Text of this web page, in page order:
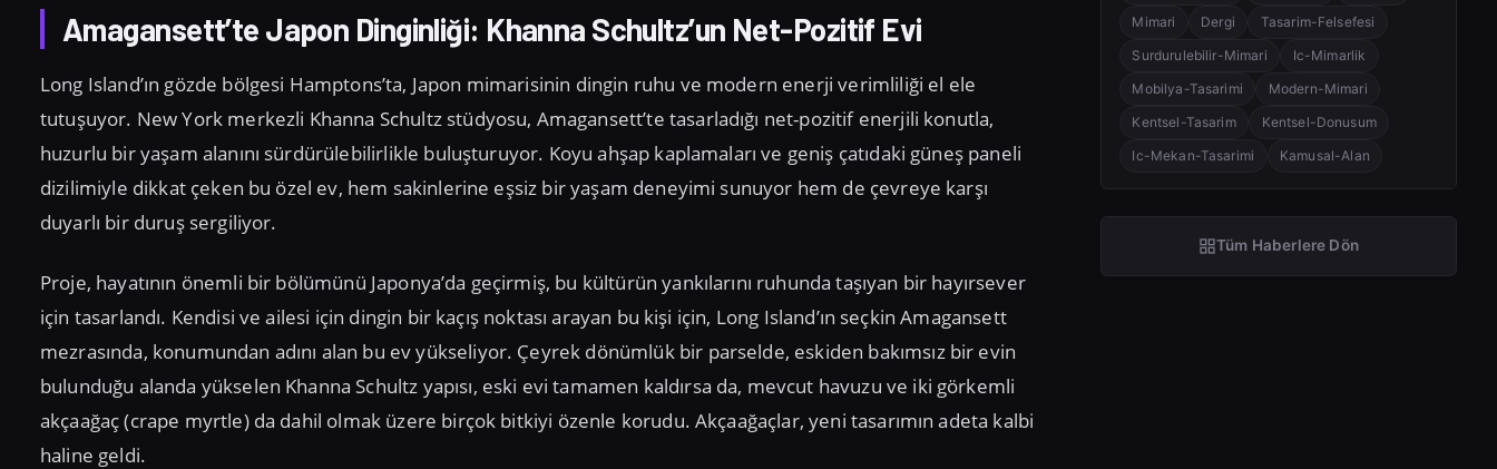
Amagansett’te Japon Dinginliği: Khanna Schultz’un Net-Pozitif Evi
Long Island’ın gözde bölgesi Hamptons’ta, Japon mimarisinin dingin ruhu ve modern enerji verimliliği el ele
tutuşuyor. New York merkezli Khanna Schultz stüdyosu, Amagansett’te tasarladığı net-pozitif enerjili konutla,
huzurlu bir yaşam alanını sürdürülebilirlikle buluşturuyor. Koyu ahşap kaplamaları ve geniş çatıdaki güneş paneli
dizilimiyle dikkat çeken bu özel ev, hem sakinlerine eşsiz bir yaşam deneyimi sunuyor hem de çevreye karşı
duyarlı bir duruş sergiliyor.
Proje, hayatının önemli bir bölümünü Japonya’da geçirmiş, bu kültürün yankılarını ruhunda taşıyan bir hayırsever
için tasarlandı. Kendisi ve ailesi için dingin bir kaçış noktası arayan bu kişi için, Long Island’ın seçkin Amagansett
mezrasında, konumundan adını alan bu ev yükseliyor. Çeyrek dönümlük bir parselde, eskiden bakımsız bir evin
bulunduğu alanda yükselen Khanna Schultz yapısı, eski evi tamamen kaldırsa da, mevcut havuzu ve iki görkemli
akçaağaç (crape myrtle) da dahil olmak üzere birçok bitkiyi özenle korudu. Akçaağaçlar, yeni tasarımın adeta kalbi
haline geldi.
Mimari
Dergi
Tasarim-Felsefesi
Surdurulebilir-Mimari
Ic-Mimarlik
Mobilya-Tasarimi
Modern-Mimari
Kentsel-Tasarim
Kentsel-Donusum
Ic-Mekan-Tasarimi
Kamusal-Alan
Tüm Haberlere Dön